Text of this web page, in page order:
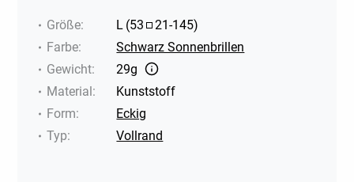
Größe: L (53 21-145)
Farbe:
Schwarz Sonnenbrillen
Gewicht:
29g
Material:
Kunststoff
Form:
Eckig
Typ: Vollrand